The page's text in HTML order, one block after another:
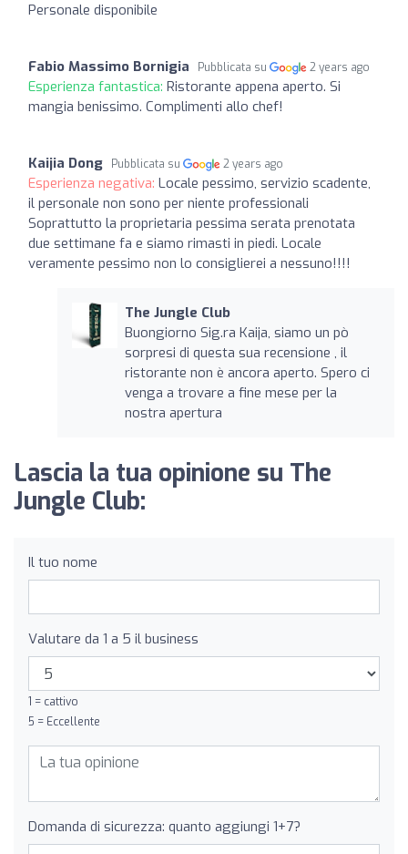
Personale disponibile
Fabio Massimo Bornigia Pubblicata su 2 years ago
Esperienza fantastica: Ristorante appena aperto. Si
mangia benissimo. Complimenti allo chef!
Kaijia Dong Pubblicata su 2 years ago
Esperienza negativa: Locale pessimo, servizio scadente,
il personale non sono per niente professionali
Soprattutto la proprietaria pessima serata prenotata
due settimane fa e siamo rimasti in piedi. Locale
veramente pessimo non lo consiglierei a nessuno!!!!
The Jungle Club
Buongiorno Sig.ra Kaija, siamo un pò
sorpresi di questa sua recensione , il
ristorante non è ancora aperto. Spero ci
venga a trovare a fine mese per la
nostra apertura
Lascia la tua opinione su The
Jungle Club:
Il tuo nome
Valutare da 1 a 5 il business
1 = cattivo
5 = Eccellente
Domanda di sicurezza: quanto aggiungi 1+7?